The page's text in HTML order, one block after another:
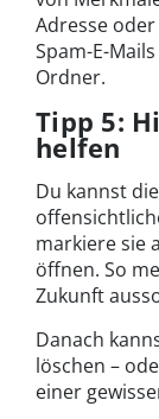
Adresse
Spam-E-
Ordner.
Tipp 5:
helfen
Du kannst
markiere sie
öffnen. So
Zukunft
Danach
löschen –
einer